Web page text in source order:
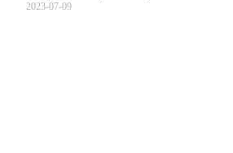
2023-07-09